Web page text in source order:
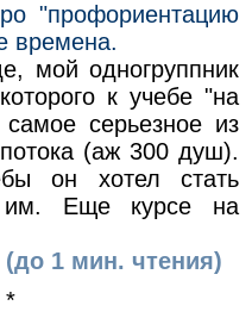
"профориентацию
времена.
мой одногруппник
к учебе "на
серьезное из
(аж 300 душ).
он хотел стать
Еще курсе на
1 мин. чтения)